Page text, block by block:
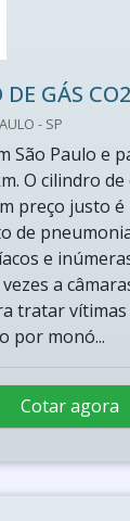
GÁS CO2
- SP
São Paulo e
O cilindro
preço justo
de
e
a
tratar vítimas
por monó...
Cotar agora